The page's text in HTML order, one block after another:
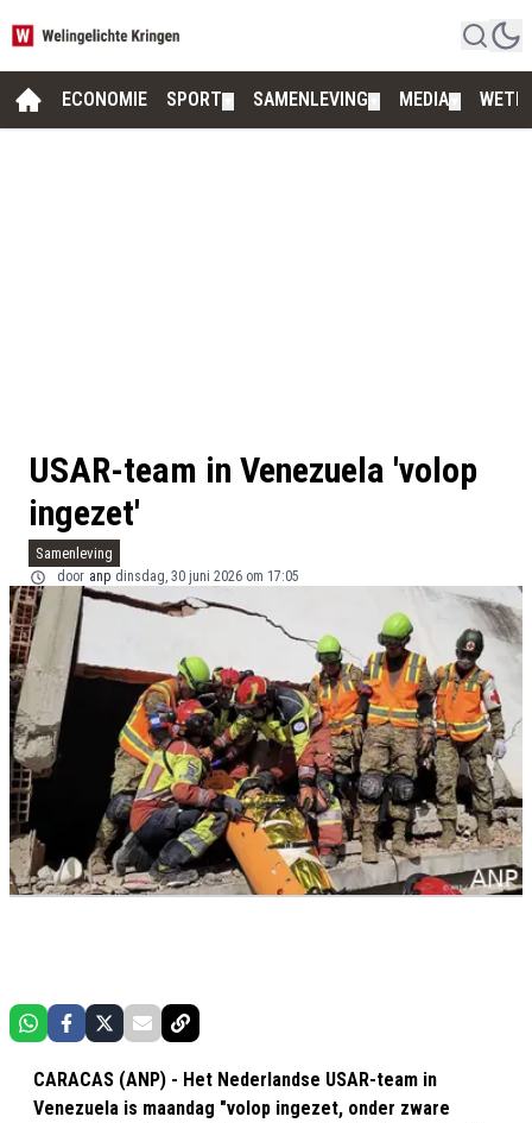
ECONOMIE SPORT SAMENLEVING MEDIA
USAR-team in Venezuela 'volop
ingezet'
Samenleving
door anp dinsdag, 30 juni 2026 om 17:05
CARACAS (ANP) - Het Nederlandse USAR-team in
Venezuela is maandag "volop ingezet, onder zware